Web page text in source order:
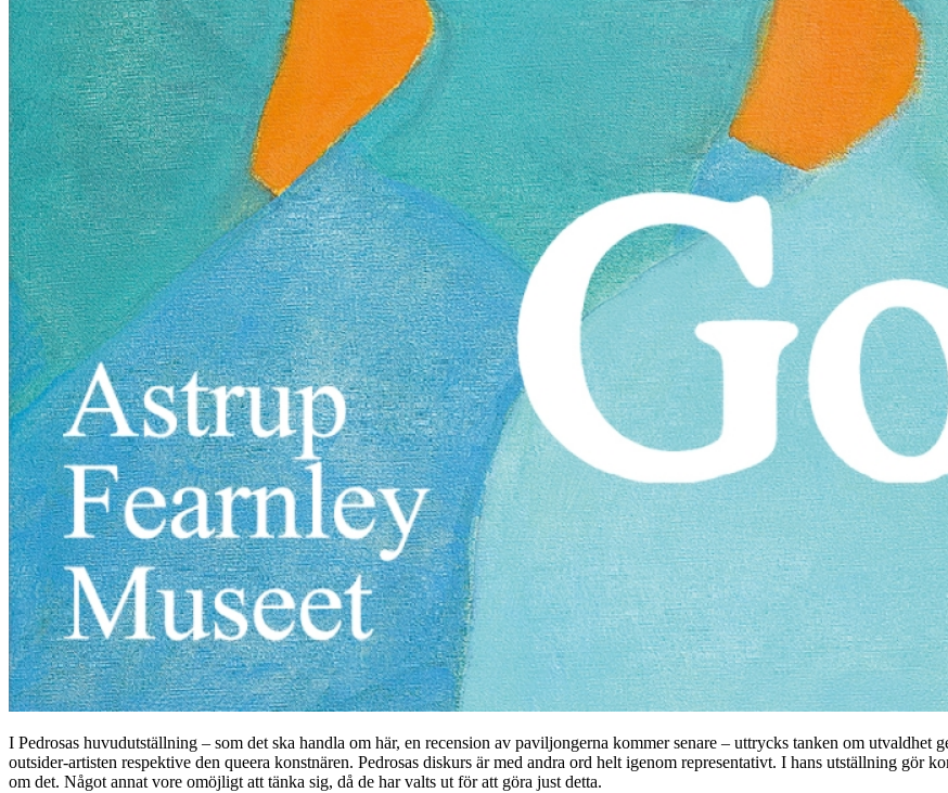
I Pedrosas huvudutställning – som det ska handla om här, en recension av paviljongerna kommer senare – uttrycks tanken om
outsider-artisten respektive den queera konstnären. Pedrosas diskurs är med andra ord helt igenom representativt. I hans utställning gör
om det. Något annat vore omöjligt att tänka sig, då de har valts ut för att göra just detta.